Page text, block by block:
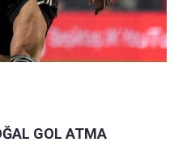
GOL ATMA